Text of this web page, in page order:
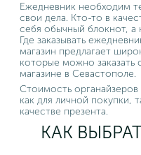
Ежедневник необходим
свои дела. Кто-то в
себя обычный блокнот, а
Где заказывать
магазин предлагает
которые можно заказать
магазине в Севастополе.
Стоимость
как для личной покупки,
качестве презента.
КАК